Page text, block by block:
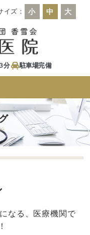
イズ： 小 中 大
分 駐車場完備
なる、 医療機関で